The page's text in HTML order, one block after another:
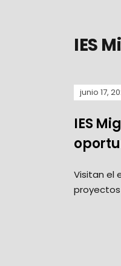
IES
junio 17,
IES
Visitan el